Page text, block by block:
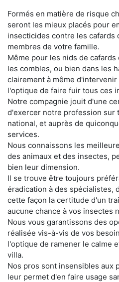
Formés en matière de risque
seront les mieux placés pour
insecticides contre les cafards
membres de votre famille.
Même pour les nids de
les combles, ou bien dans les
clairement à même
l'optique de faire fuir tous ces
Notre compagnie jouit d'une
d'exercer notre profession sur
national, et auprès de
services.
Nous connaissons les
des animaux et des insectes,
bien leur dimension.
Il se trouve être toujours
éradication à des spécialistes,
cette façon la certitude d'un
aucune chance à vos insectes
Nous vous garantissons des
réalisée vis-à-vis de vos
l'optique de ramener le calme
villa.
Nos pros sont insensibles aux
leur permet d'en faire usage